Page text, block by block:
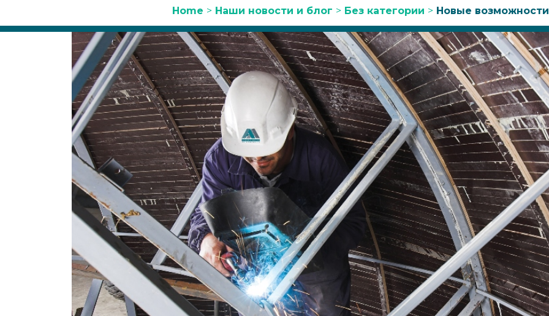
Home > Наши новости и блог > Без категории > Новые